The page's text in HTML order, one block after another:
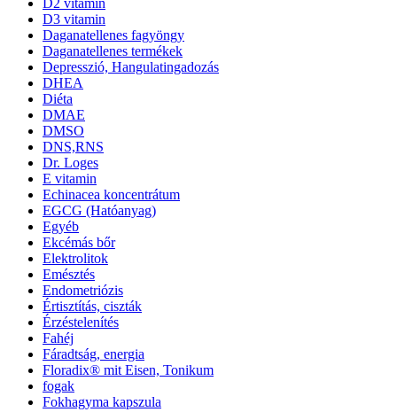
D3 vitamin
Daganatellenes fagyöngy
Daganatellenes termékek
Depresszió, Hangulatingadozás
DHEA
Diéta
DMAE
DMSO
DNS,RNS
Dr. Loges
E vitamin
Echinacea koncentrátum
EGCG (Hatóanyag)
Egyéb
Ekcémás bőr
Elektrolitok
Emésztés
Endometriózis
Értisztítás, ciszták
Érzéstelenítés
Fahéj
Fáradtság, energia
Floradix® mit Eisen, Tonikum
fogak
Fokhagyma kapszula